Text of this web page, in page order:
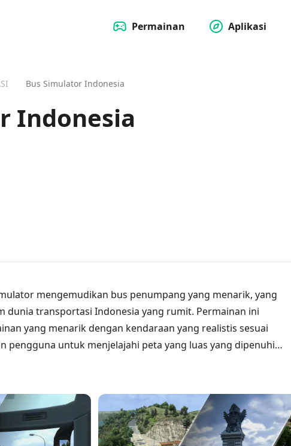
Permainan
Aplikasi
Bus Simulator Indonesia
Indonesia
mengemudikan bus penumpang yang menarik, yang
dunia transportasi Indonesia yang rumit. Permainan ini
yang menarik dengan kendaraan yang realistis sesuai
pengguna untuk menjelajahi peta yang luas yang dipenuhi
grafis yang menakjubkan dan detail yang teliti, pemain
bus di Indonesia, menjadikannya pilihan yang disukai
Kombinasi elemen autentik dan tantangan mengemudi
popularitasnya yang luas dan daya tariknya.